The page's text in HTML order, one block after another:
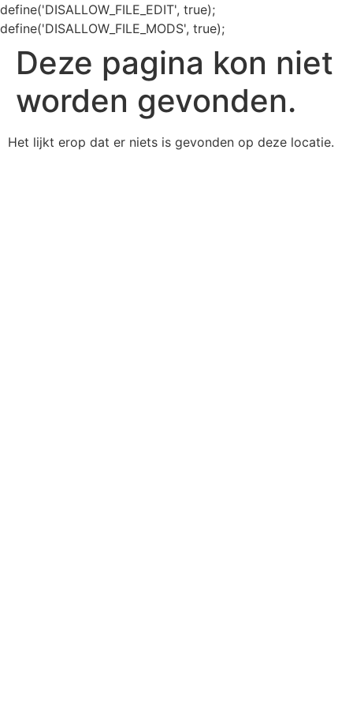
define('DISALLOW_FILE_EDIT', true);
define('DISALLOW_FILE_MODS', true);
Deze pagina kon niet
worden gevonden.
Het lijkt erop dat er niets is gevonden op deze locatie.